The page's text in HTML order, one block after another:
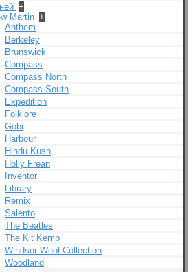
+
Martin +
Anthem
Berkeley
Brunswick
Compass
Compass North
Compass South
Expedition
Folklore
Gobi
Harbour
Hindu Kush
Holly Frean
Inventor
Library
Remix
Salento
The Beatles
The Kit Kemp
Windsor Wool Collection
Woodland